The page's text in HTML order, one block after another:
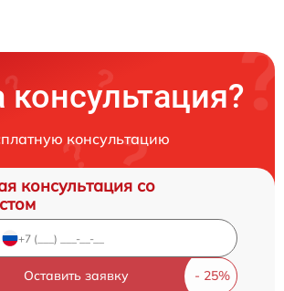
консультацию
консультация со
Оставить заявку